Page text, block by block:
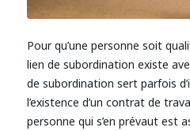
Pour qu’une personne soit
lien de subordination existe
de subordination sert parfois
l’existence d’un contrat de
personne qui s’en prévaut est